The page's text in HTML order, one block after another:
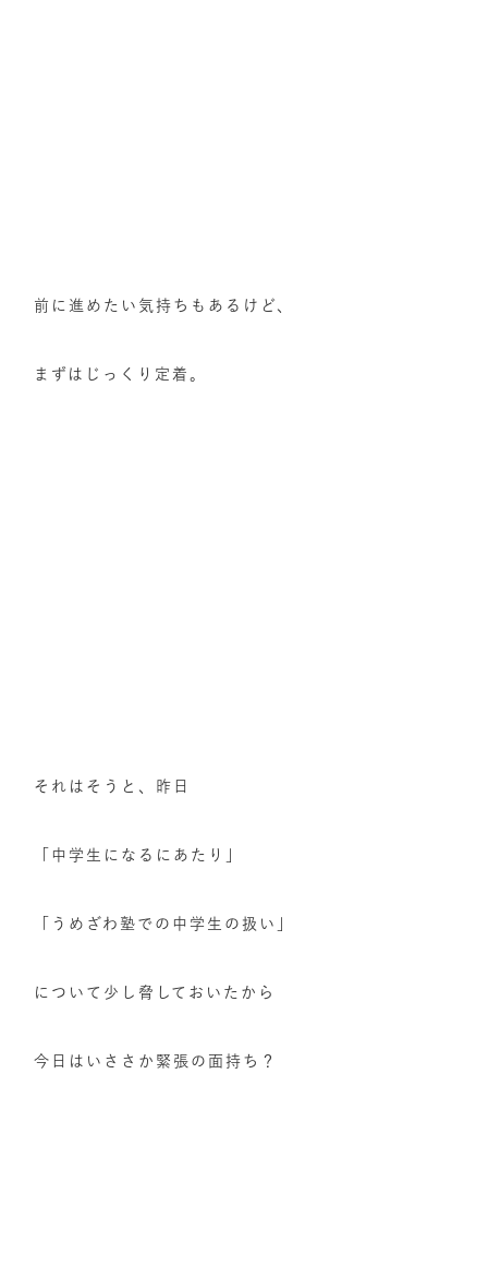
前に進めたい気持ちもあるけど、
まずはじっくり定着。
それはそうと、昨日
「中学生になるにあたり」
「うめざわ塾での中学生の扱い」
について少し脅しておいたから
今日はいささか緊張の面持ち？